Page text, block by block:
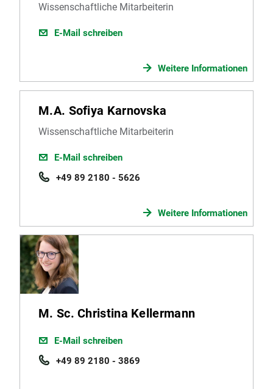
Wissenschaftliche Mitarbeiterin
E-Mail schreiben
Weitere Informationen
M.A. Sofiya Karnovska
Wissenschaftliche Mitarbeiterin
E-Mail schreiben
+49 89 2180 - 5626
Weitere Informationen
M. Sc. Christina Kellermann
E-Mail schreiben
+49 89 2180 - 3869